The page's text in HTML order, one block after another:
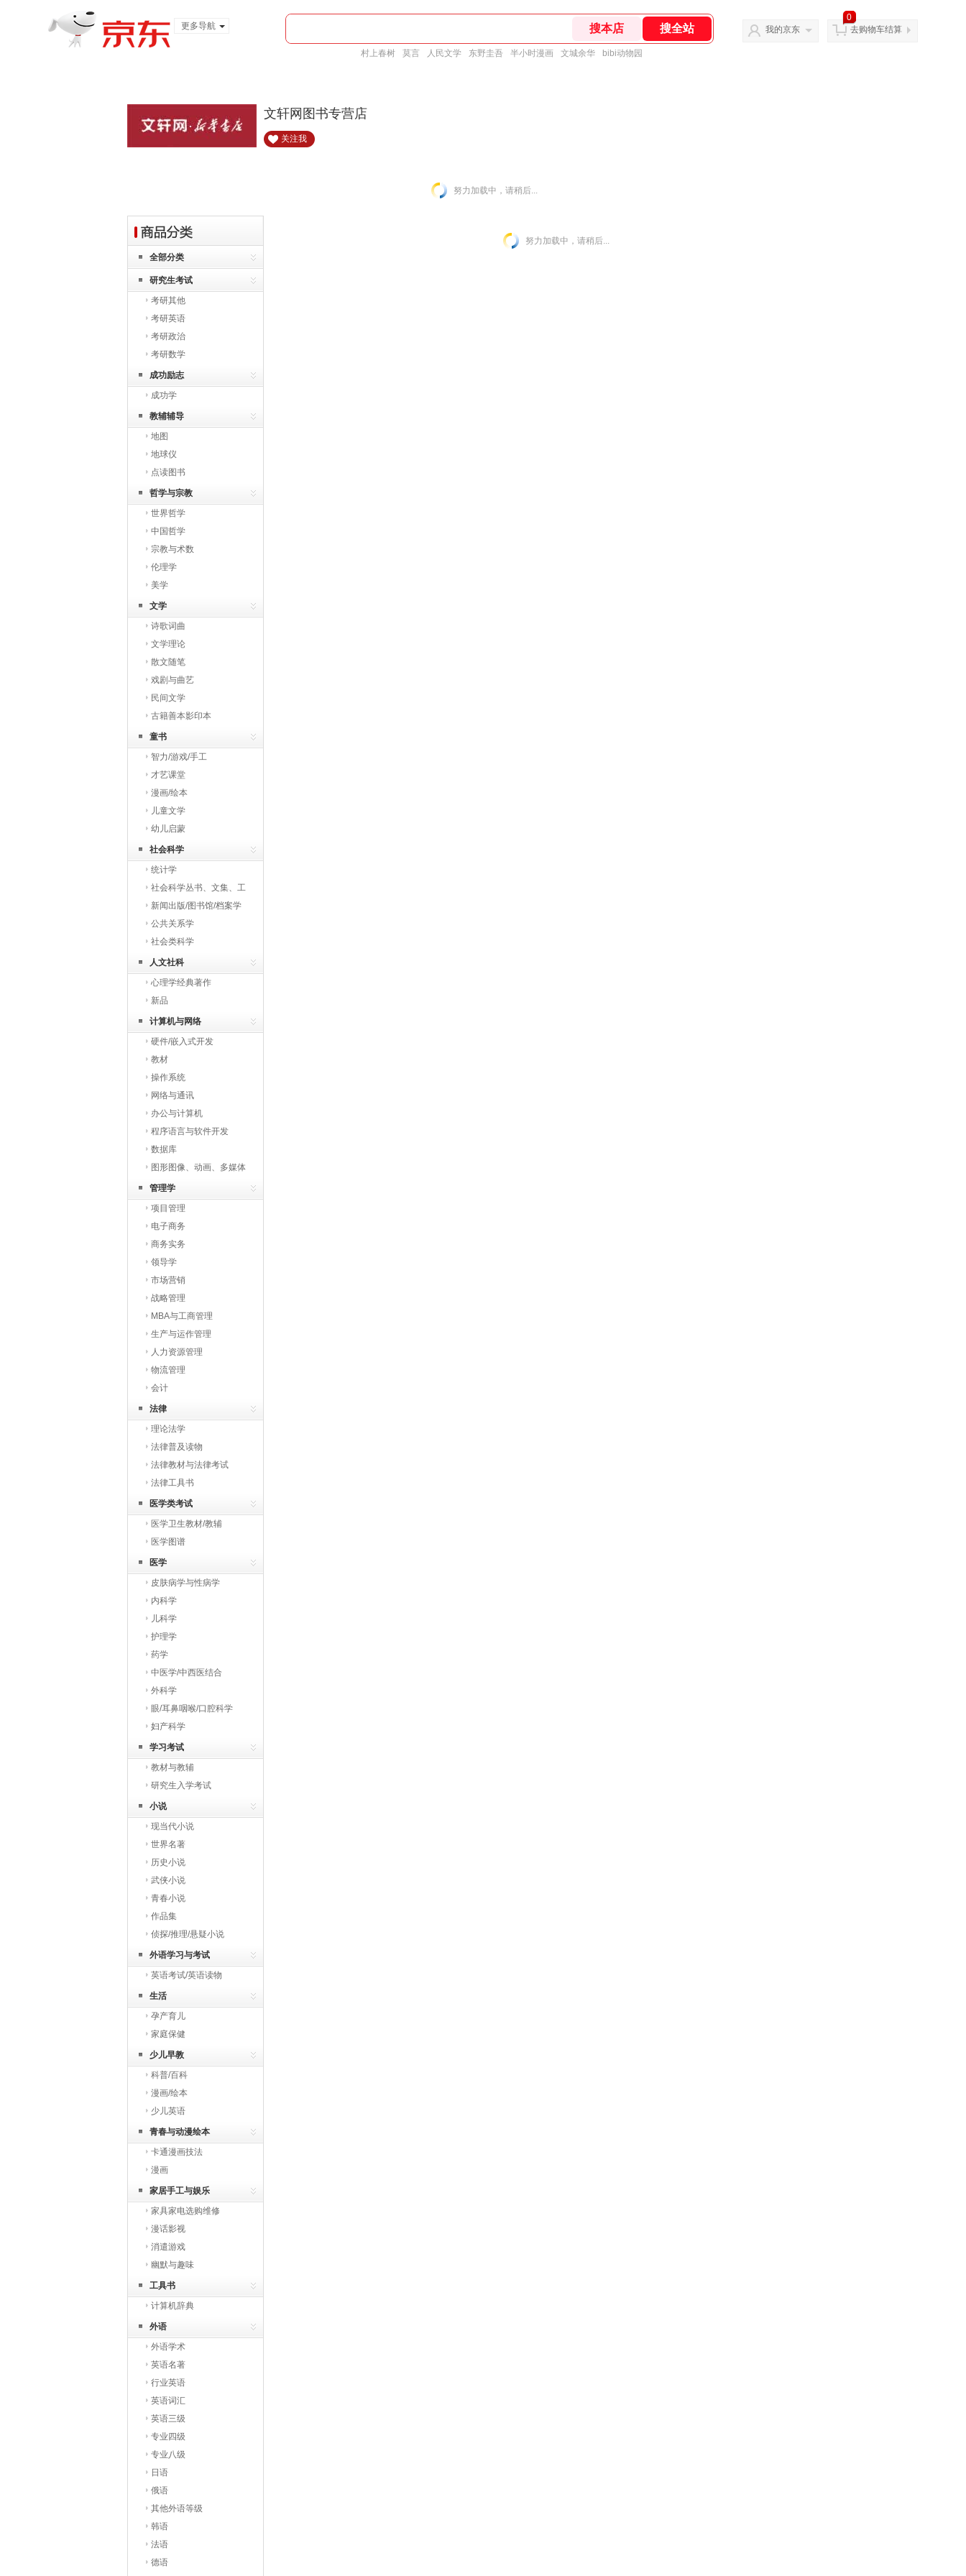
更多导航
村上春树 莫言 人民文学 东野圭吾 半小时漫画 文城余华 bibi动物园
我的京东
0
去购物车结算
文轩网图书专营店
关注我
努力加载中，请稍后...
全部分类
研究生考试
考研其他
考研英语
考研政治
考研数学
成功励志
成功学
教辅辅导
地图
地球仪
点读图书
哲学与宗教
世界哲学
中国哲学
宗教与术数
伦理学
美学
文学
诗歌词曲
文学理论
散文随笔
戏剧与曲艺
民间文学
古籍善本影印本
童书
智力/游戏/手工
才艺课堂
漫画/绘本
儿童文学
幼儿启蒙
社会科学
统计学
社会科学丛书、文集、工
具书
新闻出版/图书馆/档案学
公共关系学
社会类科学
人文社科
心理学经典著作
新品
计算机与网络
硬件/嵌入式开发
教材
操作系统
网络与通讯
办公与计算机
程序语言与软件开发
数据库
图形图像、动画、多媒体
与网页开发
管理学
项目管理
电子商务
商务实务
领导学
市场营销
战略管理
MBA与工商管理
生产与运作管理
人力资源管理
物流管理
会计
法律
理论法学
法律普及读物
法律教材与法律考试
法律工具书
医学类考试
医学卫生教材/教辅
医学图谱
医学
皮肤病学与性病学
内科学
儿科学
护理学
药学
中医学/中西医结合
外科学
眼/耳鼻咽喉/口腔科学
妇产科学
学习考试
教材与教辅
研究生入学考试
小说
现当代小说
世界名著
历史小说
武侠小说
青春小说
作品集
侦探/推理/悬疑小说
外语学习与考试
英语考试/英语读物
生活
孕产育儿
家庭保健
少儿早教
科普/百科
漫画/绘本
少儿英语
青春与动漫绘本
卡通漫画技法
漫画
家居手工与娱乐
家具家电选购维修
漫话影视
消遣游戏
幽默与趣味
工具书
计算机辞典
外语
外语学术
英语名著
行业英语
英语词汇
英语三级
专业四级
专业八级
日语
俄语
其他外语等级
韩语
法语
德语
努力加载中，请稍后...